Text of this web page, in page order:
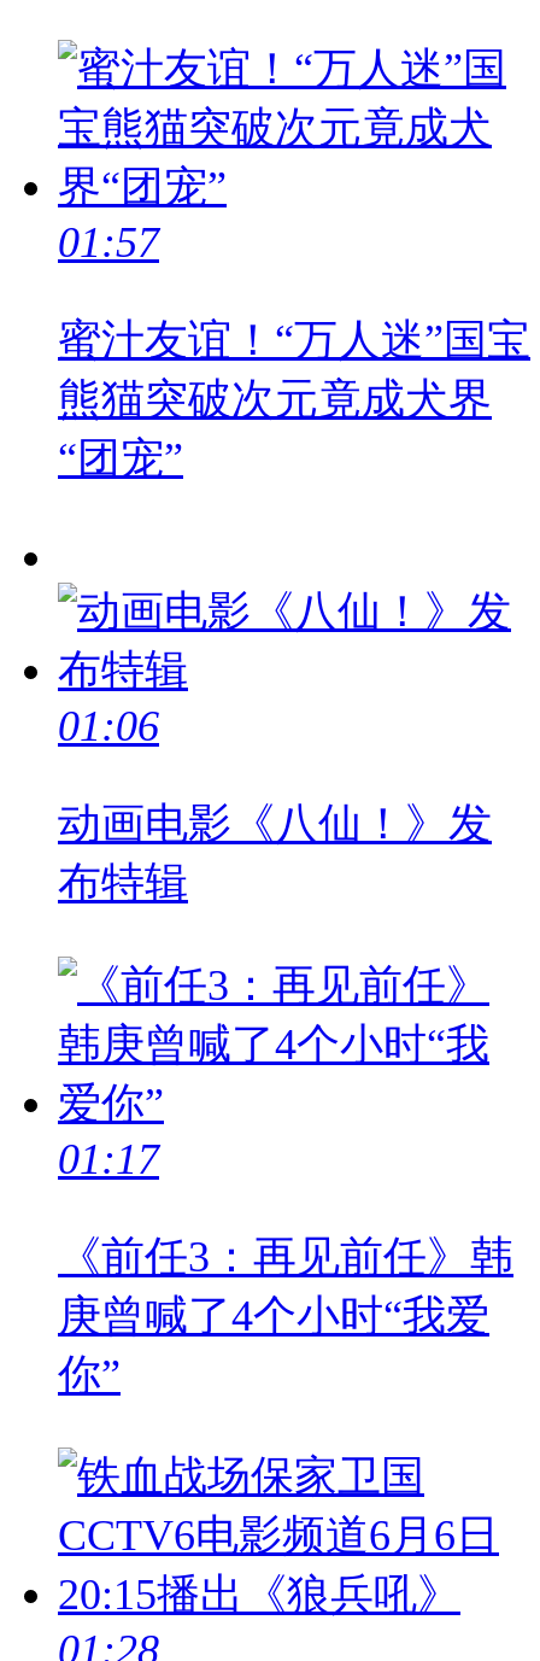
01:57
蜜汁友谊！“万人迷”国宝
熊猫突破次元竟成犬界
“团宠”
01:06
动画电影《八仙！》发
布特辑
01:17
《前任3：再见前任》韩
庚曾喊了4个小时“我爱
你”
01:28